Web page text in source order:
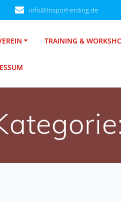
info@trisport-erding.de
TRAINING &